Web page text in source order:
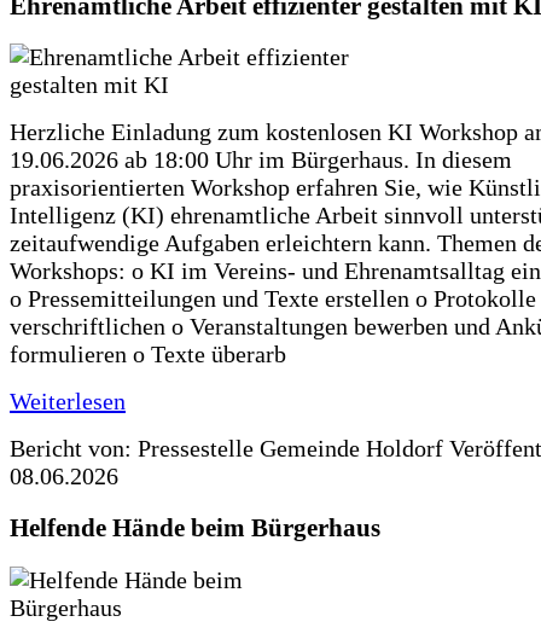
Herzliche Einladung zum kostenlosen KI Workshop
19.06.2026 ab 18:00 Uhr im Bürgerhaus. In diesem
praxisorientierten Workshop erfahren Sie, wie
Intelligenz (KI) ehrenamtliche Arbeit sinnvoll
zeitaufwendige Aufgaben erleichtern kann. Themen
Workshops: o KI im Vereins- und Ehrenamtsalltag
o Pressemitteilungen und Texte erstellen o
verschriftlichen o Veranstaltungen bewerben und
formulieren o Texte überarb
Weiterlesen
Bericht von: Pressestelle Gemeinde Holdorf
08.06.2026
Helfende Hände beim Bürgerhaus